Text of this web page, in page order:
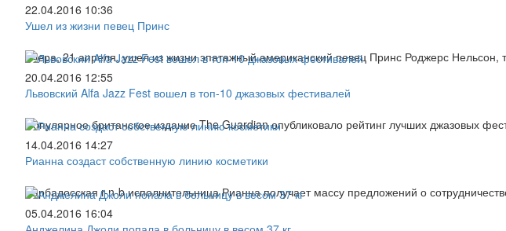
22.04.2016 10:36
Ушел из жизни певец Принс
Вчера, 21 апреля, ушел из жизни эпатажный американский певец Принс Роджерс Нельсон,
20.04.2016 12:55
Львовский Alfa Jazz Fest вошел в топ-10 джазовых фестивалей
Популярное британское издание The Guardian опубликовало рейтинг лучших джазовых
14.04.2016 14:27
Рианна создаст собственную линию косметики
Барбадосская r-n-b исполнительница Рианна получает массу предложений о
05.04.2016 16:04